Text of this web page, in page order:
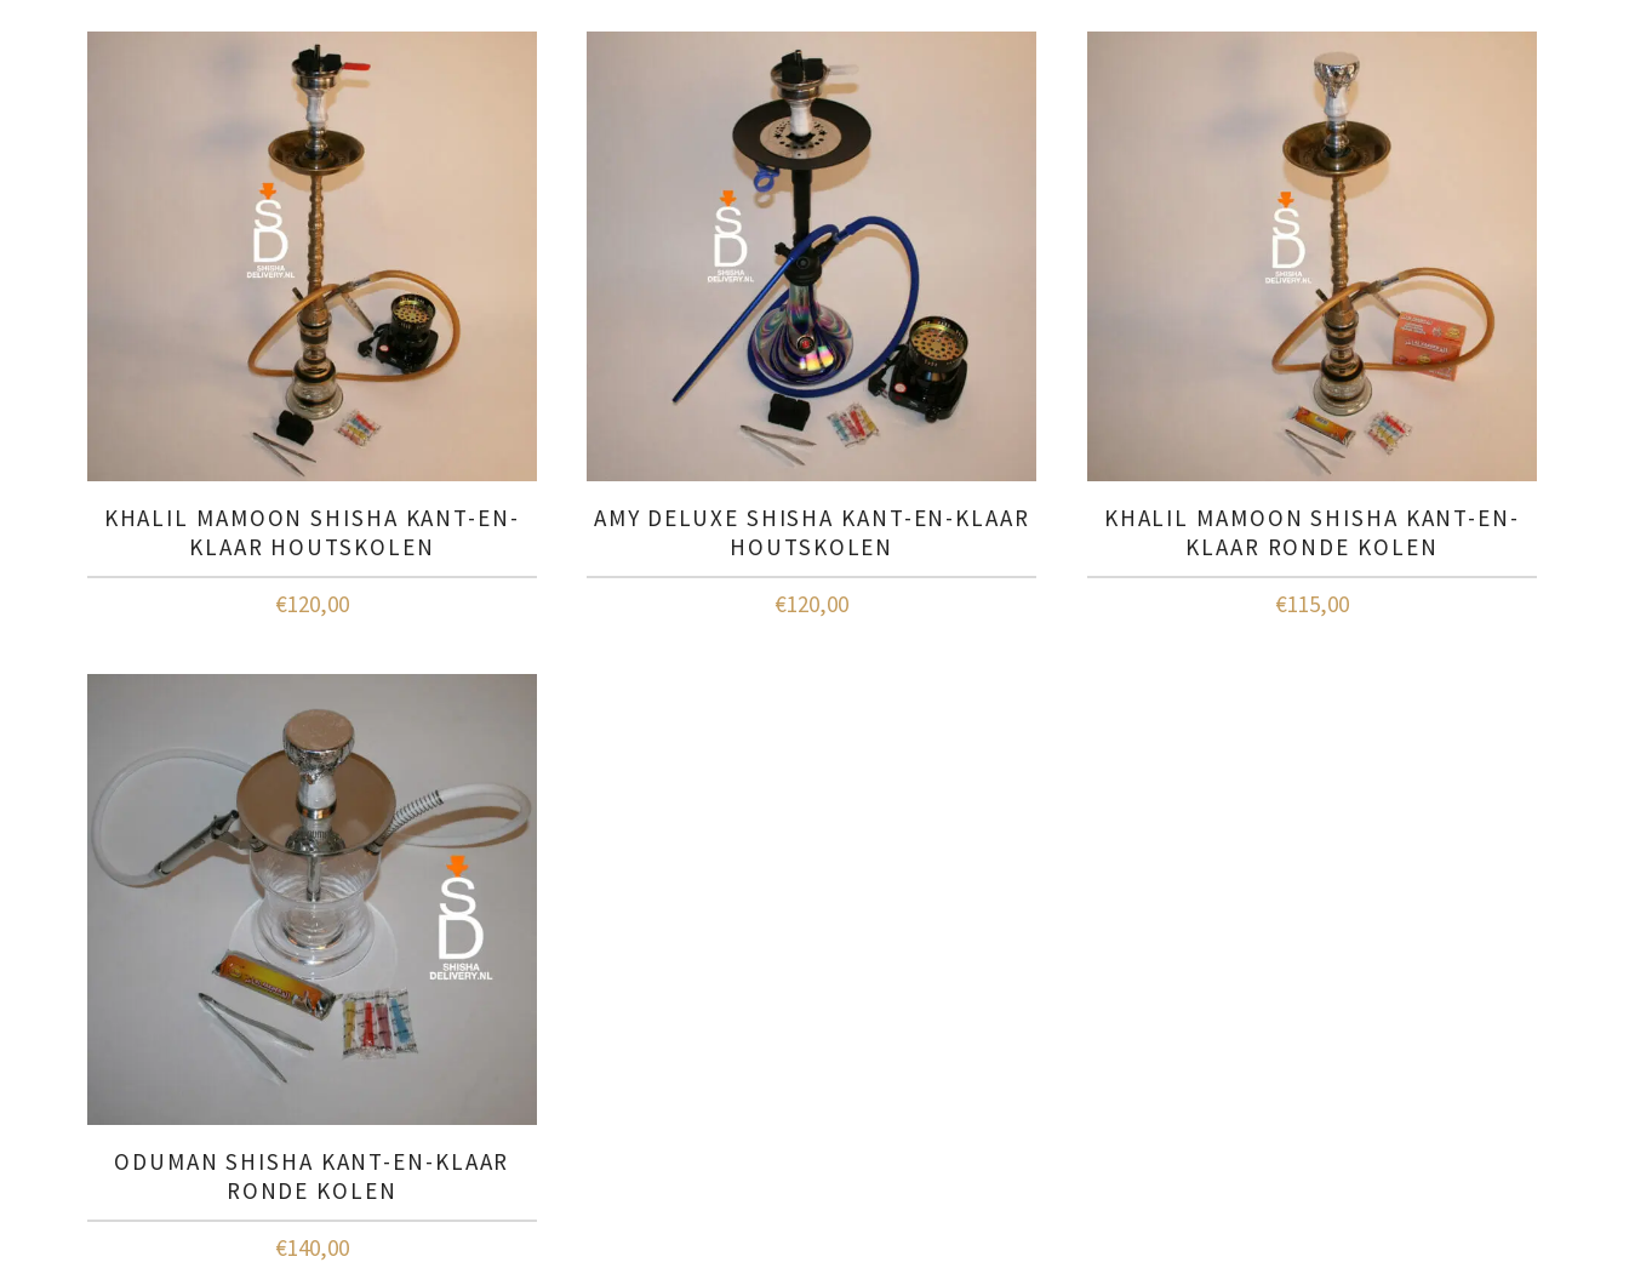
KHALIL MAMOON SHISHA KANT-EN-
KLAAR HOUTSKOLEN
€120,00
AMY DELUXE SHISHA KANT-EN-KLAAR
HOUTSKOLEN
€120,00
KHALIL MAMOON SHISHA KANT-EN-
KLAAR RONDE KOLEN
€115,00
ODUMAN SHISHA KANT-EN-KLAAR
RONDE KOLEN
€140,00